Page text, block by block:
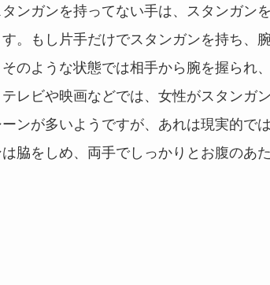
ンガンを持ってない手は、スタンガン
。もし片手だけでスタンガンを持ち、
のような状態では相手から腕を握られ
レビや映画などでは、女性がスタンガ
ンが多いようですが、あれは現実的で
脇をしめ、両手でしっかりとお腹のあ